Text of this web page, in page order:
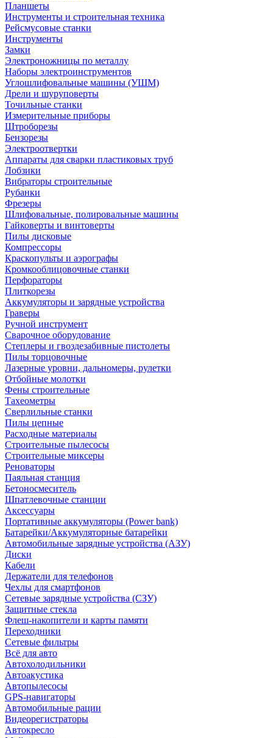
Планшеты
Инструменты и строительная техника
Рейсмусовые станки
Инструменты
Замки
Электроножницы по металлу
Наборы электроинструментов
Углошлифовальные машины (УШМ)
Дрели и шуруповерты
Точильные станки
Измерительные приборы
Штроборезы
Бензорезы
Электроотвертки
Аппараты для сварки пластиковых труб
Лобзики
Вибраторы строительные
Рубанки
Фрезеры
Шлифовальные, полировальные машины
Гайковерты и винтоверты
Пилы дисковые
Компрессоры
Краскопульты и аэрографы
Кромкооблицовочные станки
Перфораторы
Плиткорезы
Аккумуляторы и зарядные устройства
Граверы
Ручной инструмент
Сварочное оборудование
Степлеры и гвоздезабивные пистолеты
Пилы торцовочные
Лазерные уровни, дальномеры, рулетки
Отбойные молотки
Фены строительные
Тахеометры
Сверлильные станки
Пилы цепные
Расходные материалы
Строительные пылесосы
Строительные миксеры
Реноваторы
Паяльная станция
Бетоносмеситель
Шпатлевочные станции
Аксессуары
Портативные аккумуляторы (Power bank)
Батарейки/Аккумуляторные батарейки
Автомобильные зарядные устройства (АЗУ)
Диски
Кабели
Держатели для телефонов
Чехлы для смартфонов
Сетевые зарядные устройства (СЗУ)
Защитные стекла
Флеш-накопители и карты памяти
Переходники
Сетевые фильтры
Всё для авто
Автохолодильники
Автоакустика
Автопылесосы
GPS-навигаторы
Автомобильные рации
Видеорегистраторы
Автокресло